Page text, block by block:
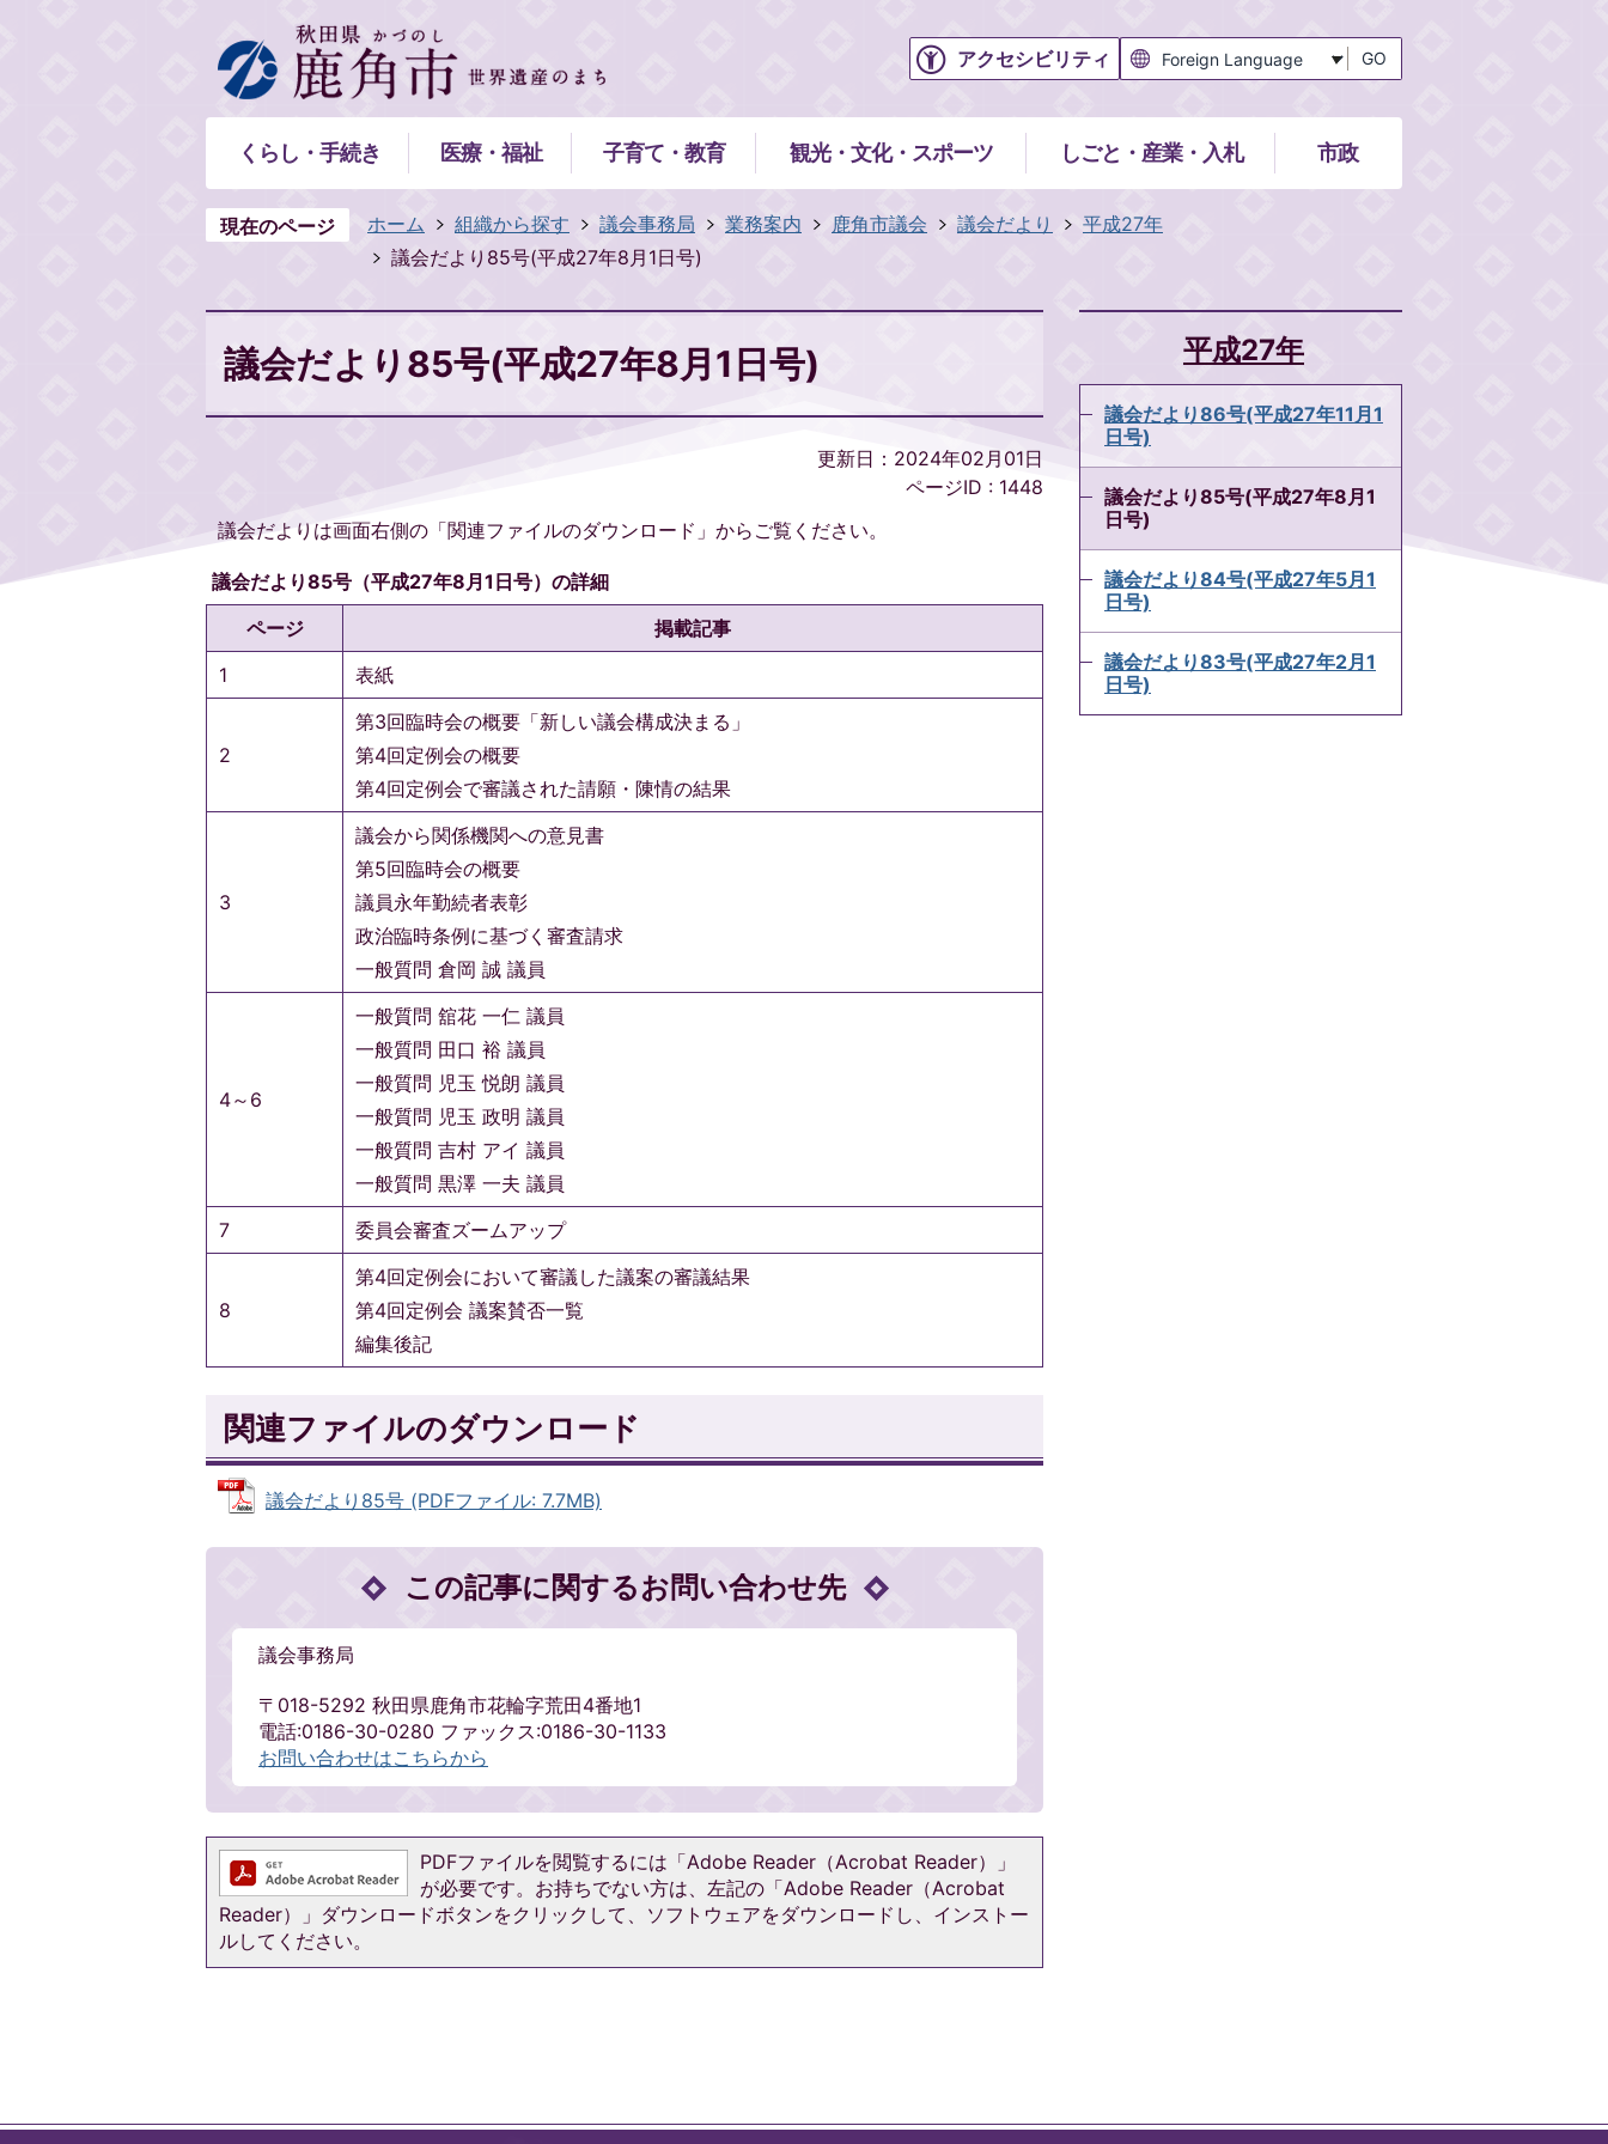
アクセシビリティ GO
くらし・手続き 医療・福祉 子育て・教育 観光・文化・スポーツ しごと・産業・入札 市政
現在のページ ホーム 組織から探す 議会事務局 業務案内 鹿角市議会 議会だより
平成27年
議会だより85号(平成27年8月1日号)
議会だより85号(平成27年8月1日号)
更新日：2024年02月01日
ページID : 1448
議会だよりは画面右側の「関連ファイルのダウンロード」からご覧ください。
議会だより85号（平成27年8月1日号）の詳細
ページ
掲載記事
1
表紙
2
第3回臨時会の概要「新しい議会構成決まる」
第4回定例会の概要
第4回定例会で審議された請願・陳情の結果
3
議会から関係機関への意見書
第5回臨時会の概要
議員永年勤続者表彰
政治臨時条例に基づく審査請求
一般質問 倉岡 誠 議員
4～6
一般質問 舘花 一仁 議員
一般質問 田口 裕 議員
一般質問 児玉 悦朗 議員
一般質問 児玉 政明 議員
一般質問 吉村 アイ 議員
一般質問 黒澤 一夫 議員
7
委員会審査ズームアップ
8
第4回定例会において審議した議案の審議結果
第4回定例会 議案賛否一覧
編集後記
関連ファイルのダウンロード
議会だより85号 (PDFファイル: 7.7MB)
この記事に関するお問い合わせ先
議会事務局
〒018-5292 秋田県鹿角市花輪字荒田4番地1
電話:0186-30-0280 ファックス:0186-30-1133
お問い合わせはこちらから
PDFファイルを閲覧するには「Adobe Reader（Acrobat Reader）」
が必要です。お持ちでない方は、左記の「Adobe Reader（Acrobat
Reader）」ダウンロードボタンをクリックして、ソフトウェアをダウンロードし、インストー
ルしてください。
平成27年
議会だより86号(平成27年11月1
日号)
議会だより85号(平成27年8月1
日号)
議会だより84号(平成27年5月1
日号)
議会だより83号(平成27年2月1
日号)